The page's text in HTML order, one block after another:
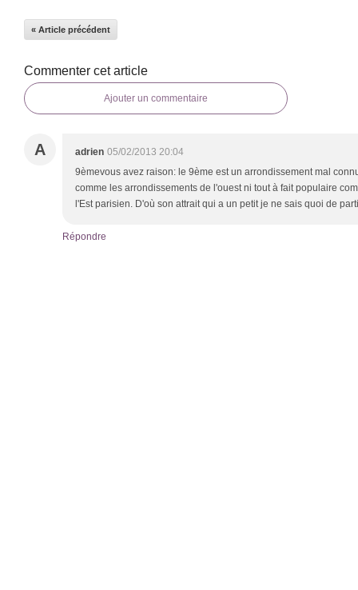
« Article précédent
Commenter cet article
Ajouter un commentaire
A adrien 05/02/2013 20:04
9èmevous avez raison: le 9ème est un arrondissement mal
comme les arrondissements de l'ouest ni tout à fait populaire
l'Est parisien. D'où son attrait qui a un petit je ne sais quoi de
Répondre